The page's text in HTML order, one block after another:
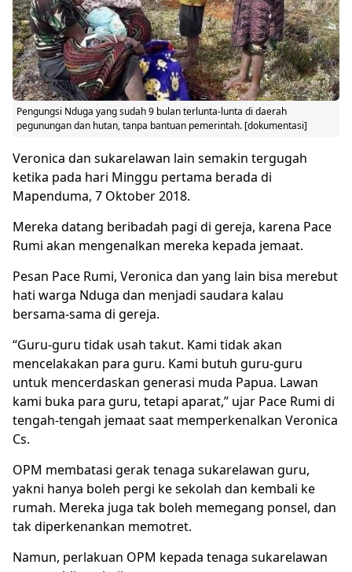
Pengungsi Nduga yang sudah 9 bulan terlunta-lunta di daerah
pegunungan dan hutan, tanpa bantuan pemerintah. [dokumentasi]
Veronica dan sukarelawan lain semakin tergugah
ketika pada hari Minggu pertama berada di
Mapenduma, 7 Oktober 2018.
Mereka datang beribadah pagi di gereja, karena Pace
Rumi akan mengenalkan mereka kepada jemaat.
Pesan Pace Rumi, Veronica dan yang lain bisa merebut
hati warga Nduga dan menjadi saudara kalau
bersama-sama di gereja.
“Guru-guru tidak usah takut. Kami tidak akan
mencelakakan para guru. Kami butuh guru-guru
untuk mencerdaskan generasi muda Papua. Lawan
kami buka para guru, tetapi aparat,” ujar Pace Rumi di
tengah-tengah jemaat saat memperkenalkan Veronica
Cs.
OPM membatasi gerak tenaga sukarelawan guru,
yakni hanya boleh pergi ke sekolah dan kembali ke
rumah. Mereka juga tak boleh memegang ponsel, dan
tak diperkenankan memotret.
Namun, perlakuan OPM kepada tenaga sukarelawan